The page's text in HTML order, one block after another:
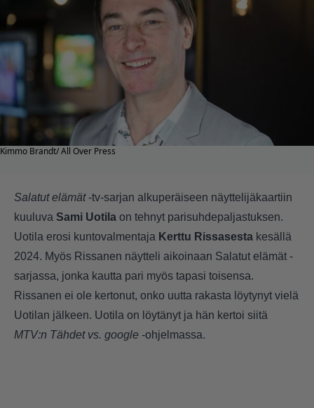
Kimmo Brandt/ All Over Press
Salatut elämät-tv-sarjan alkuperäiseen näyttelijäkaartiin
kuuluva Sami Uotila on tehnyt parisuhdepaljastuksen.
Uotila erosi kuntovalmentaja Kerttu Rissasesta kesällä
2024. Myös Rissanen näytteli aikoinaan Salatut elämät -
sarjassa, jonka kautta pari myös tapasi toisensa.
Rissanen ei ole kertonut, onko uutta rakasta löytynyt vielä
Uotilan jälkeen. Uotila on löytänyt ja hän kertoi siitä
MTV:n Tähdet vs. google -ohjelmassa.